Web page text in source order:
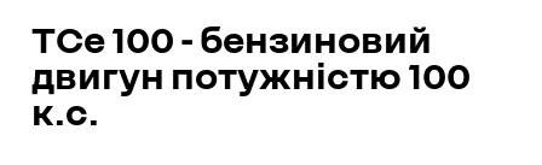
TCe 100 - бензиновий
двигун потужністю 100
к.с.